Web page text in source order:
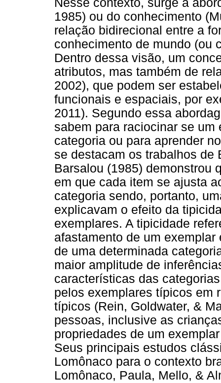
Nesse contexto, surge a
1985) ou do conhecimento
relação bidirecional entre a
conhecimento de mundo (ou
Dentro dessa visão, um
atributos, mas também de
2002), que podem ser
funcionais e espaciais, por
2011). Segundo essa
sabem para raciocinar se
categoria ou para aprender
se destacam os trabalhos de
Barsalou (1985) demonstrou
em que cada item se ajusta
categoria sendo, portanto,
explicavam o efeito da
exemplares. A tipicidade
afastamento de um
de uma determinada
maior amplitude de
características das
pelos exemplares típicos em
típicos (Rein, Goldwater, &
pessoas, inclusive as
propriedades de um
Seus principais estudos
Lomônaco para o contexto
Lomônaco, Paula, Mello, &